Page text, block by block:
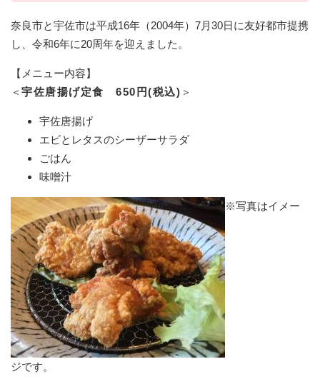
奈良市と宇佐市は平成16年（2004年）7月30日に友好都市提携
し、令和6年に20周年を迎えました。
【メニュー内容】
＜宇佐唐揚げ定食 650円(税込) ＞
宇佐唐揚げ
エビとレタスのシーザーサラダ
ごはん
味噌汁
※写真はイメー
ジです。